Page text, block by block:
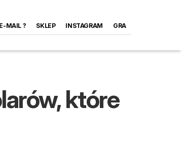
E-MAIL ? SKLEP INSTAGRAM GRA
które